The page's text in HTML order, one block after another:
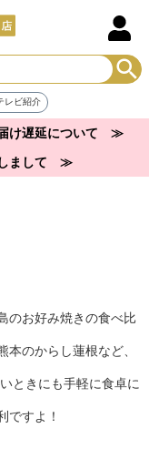
レビ紹介
届け遅延について ≫
しまして ≫
のお好み焼きの食べ比
のからし蓮根など、
ときにも手軽に食卓に
ですよ！